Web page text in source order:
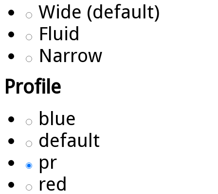
Wide (default)
Fluid
Narrow
Profile
blue
default
pr
red